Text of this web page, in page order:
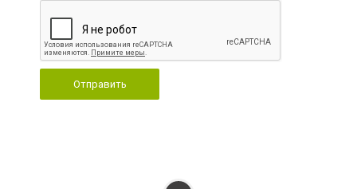
Отправить